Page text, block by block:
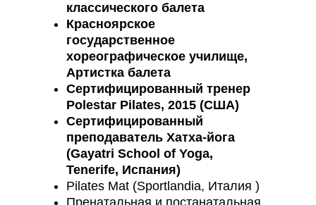
классического балета
Красноярское
государственное
хореографическое училище,
Артистка балета
Сертифицированный тренер
Polestar Pilates, 2015 (США)
Сертифицированный
преподаватель Хатха-йога
(Gayatri School of Yoga,
Tenerife, Испания)
Pilates Mat (Sportlandia, Италия )
Пренатальная и постанатальная